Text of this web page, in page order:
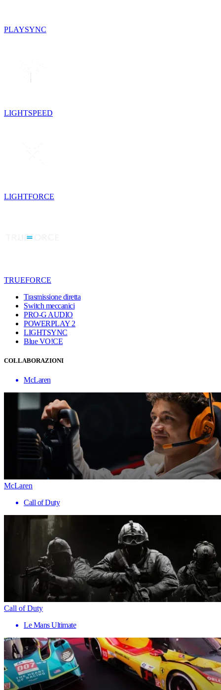
PLAYSYNC
LIGHTSPEED
LIGHTFORCE
TRUEFORCE
Trasmissione diretta
Switch meccanici
PRO-G AUDIO
POWERPLAY 2
LIGHTSYNC
Blue VO!CE
COLLABORAZIONI
McLaren
McLaren
Call of Duty
Call of Duty
Le Mans Ultimate